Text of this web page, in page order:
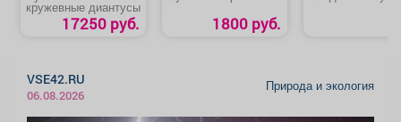
кружевные диантусы
17250 руб. 1800 руб.
VSE42.RU
06.08.2026
Природа и экология